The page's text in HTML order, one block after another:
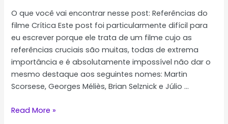
O que você vai encontrar nesse post: Referências do
filme Crítica Este post foi particularmente difícil para
eu escrever porque ele trata de um filme cujo as
referências cruciais são muitas, todas de extrema
importância e é absolutamente impossível não dar o
mesmo destaque aos seguintes nomes: Martin
Scorsese, Georges Méliès, Brian Selznick e Júlio …
Magia
Read More »